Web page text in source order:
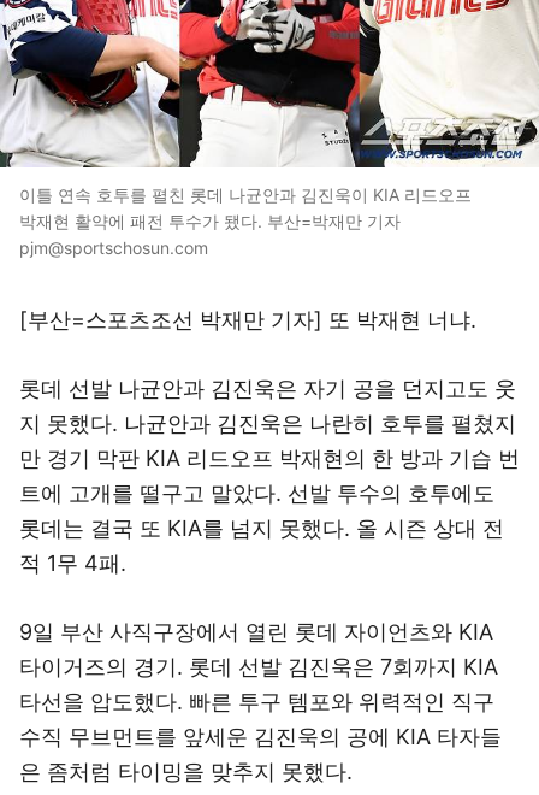
이틀 연속 호투를 펼친 롯데 나균안과 김진욱이 KIA 리드오프
박재현 활약에 패전 투수가 됐다. 부산=박재만 기자
pjm@sportschosun.com
[부산=스포츠조선 박재만 기자] 또 박재현 너냐.
롯데 선발 나균안과 김진욱은 자기 공을 던지고도 웃
지 못했다. 나균안과 김진욱은 나란히 호투를 펼쳤지
만 경기 막판 KIA 리드오프 박재현의 한 방과 기습 번
트에 고개를 떨구고 말았다. 선발 투수의 호투에도
롯데는 결국 또 KIA를 넘지 못했다. 올 시즌 상대 전
적 1무 4패.
9일 부산 사직구장에서 열린 롯데 자이언츠와 KIA
타이거즈의 경기. 롯데 선발 김진욱은 7회까지 KIA
타선을 압도했다. 빠른 투구 템포와 위력적인 직구
수직 무브먼트를 앞세운 김진욱의 공에 KIA 타자들
은 좀처럼 타이밍을 맞추지 못했다.